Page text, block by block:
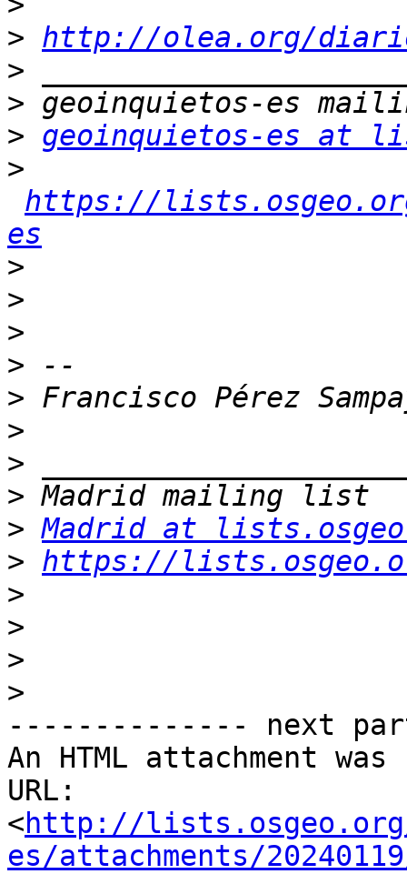
> http://olea.org/
>
>
> geoinquietos-es at
>
https://
es
>
>
>
>
>
>
>
>
> Madrid at
> https://
>
>
>
>
-------------- next
An HTML attachment
URL:
<http://
es/attachments/